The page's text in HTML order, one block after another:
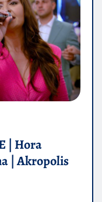
| Hora
| Akropolis